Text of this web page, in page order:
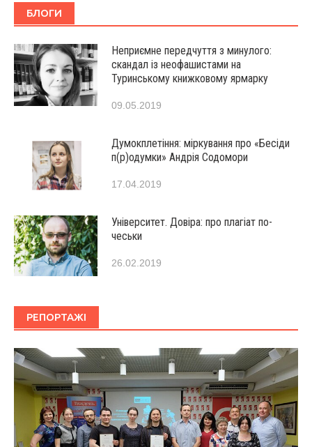
БЛОГИ
Неприємне передчуття з минулого:
скандал із неофашистами на
Туринському книжковому ярмарку
09.05.2019
Думокплетіння: міркування про «Бесіди
п(р)одумки» Андрія Содомори
17.04.2019
Університет. Довіра: про плагіат по-
чеськи
26.02.2019
РЕПОРТАЖІ